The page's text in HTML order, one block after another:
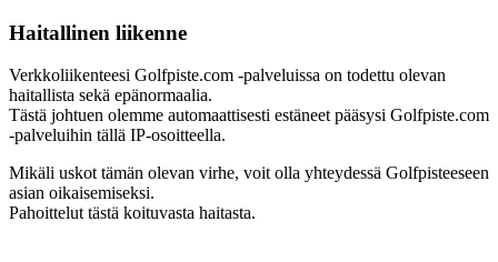
Haitallinen liikenne
Verkkoliikenteesi Golfpiste.com -palveluissa on todettu olevan
haitallista sekä epänormaalia.
Tästä johtuen olemme automaattisesti estäneet pääsysi Golfpiste.com
-palveluihin tällä IP-osoitteella.
Mikäli uskot tämän olevan virhe, voit olla yhteydessä Golfpisteeseen
asian oikaisemiseksi.
Pahoittelut tästä koituvasta haitasta.